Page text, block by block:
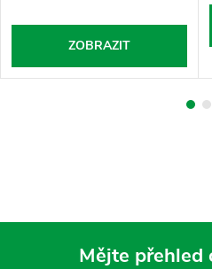
ZOBRAZIT
Mějte přehled